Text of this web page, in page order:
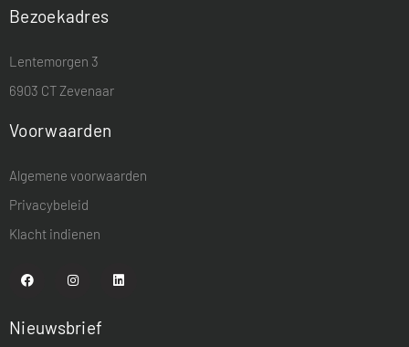
Bezoekadres
Lentemorgen 3
6903 CT Zevenaar
Voorwaarden
Algemene voorwaarden
Privacybeleid
Klacht indienen
Nieuwsbrief